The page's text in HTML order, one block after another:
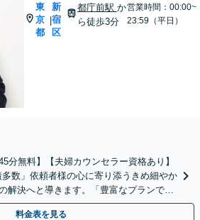
東
京
都
|
新
宿
区
都庁前駅 か
ら徒歩3分
営業時間：00:00~
23:59（平日）
分無料】【夫婦カウンセラー資格あり】
多数」依頼者様の心に寄り添うきめ細やか
解決へと導きます。「豊富なプランで一
案」【ビデオ面談可】
料金表を見る